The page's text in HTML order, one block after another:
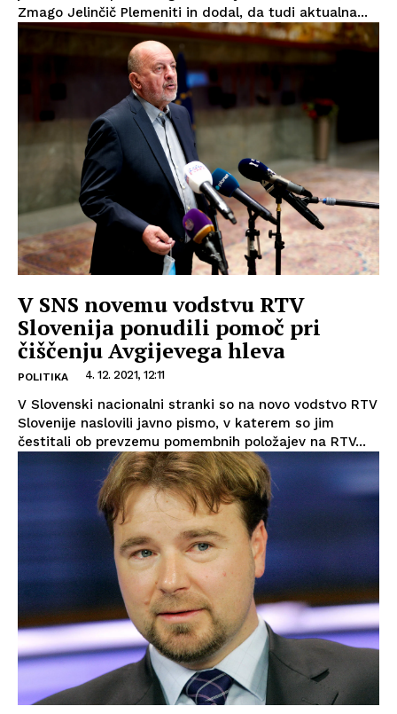
Zmago Jelinčič Plemeniti in dodal, da tudi aktualna...
V SNS novemu vodstvu RTV
Slovenija ponudili pomoč pri
čiščenju Avgijevega hleva
POLITIKA 4. 12. 2021, 12:11
V Slovenski nacionalni stranki so na novo vodstvo RTV
Slovenije naslovili javno pismo, v katerem so jim
čestitali ob prevzemu pomembnih položajev na RTV...